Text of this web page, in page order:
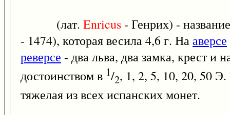
(лат. Enricus - Генрих) -
- 1474), которая весила 4,6 г. Нааверсе
реверсе - два льва, два замка, крест и
достоинством в 1/2, 1, 2, 5, 10, 20, 50
тяжелая из всех испанских монет.